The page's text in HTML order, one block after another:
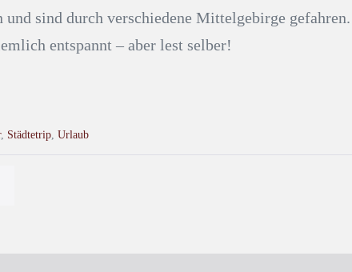
und sind durch verschiedene Mittelgebirge gefahren.
entspannt – aber lest selber!
, Städtetrip Urlaub